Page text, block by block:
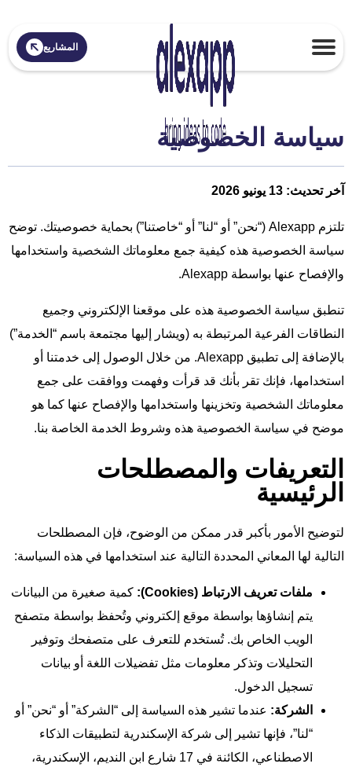
المشاريع
سياسة الخصوصية
آخر تحديث: 13 يونيو 2026
تلتزم Alexapp (“نحن” أو “لنا” أو “خاصتنا”) بحماية خصوصيتك. توضح
سياسة الخصوصية هذه كيفية جمع معلوماتك الشخصية واستخدامها
والإفصاح عنها بواسطة Alexapp.
تنطبق سياسة الخصوصية هذه على موقعنا الإلكتروني وجميع
النطاقات الفرعية المرتبطة به (ويشار إليها مجتمعة باسم “الخدمة”)
بالإضافة إلى تطبيق Alexapp. من خلال الوصول إلى خدمتنا أو
استخدامها، فإنك تقر بأنك قد قرأت وفهمت ووافقت على جمع
معلوماتك الشخصية وتخزينها واستخدامها والإفصاح عنها كما هو
موضح في سياسة الخصوصية هذه وشروط الخدمة الخاصة بنا.
التعريفات والمصطلحات
الرئيسية
لتوضيح الأمور بأكبر قدر ممكن من الوضوح، فإن المصطلحات
التالية لها المعاني المحددة التالية عند استخدامها في هذه السياسة:
ملفات تعريف الارتباط (Cookies):
كمية صغيرة من البيانات
يتم إنشاؤها بواسطة موقع إلكتروني وتُحفظ بواسطة متصفح
الويب الخاص بك. تُستخدم للتعرف على متصفحك وتوفير
التحليلات وتذكر معلومات مثل تفضيلات اللغة أو بيانات
تسجيل الدخول.
الشركة: عندما تشير هذه السياسة إلى “الشركة” أو “نحن” أو
“لنا”، فإنها تشير إلى شركة الإسكندرية لتطبيقات الذكاء
الاصطناعي، الكائنة في 17 شارع ابن النديم، الإسكندرية،